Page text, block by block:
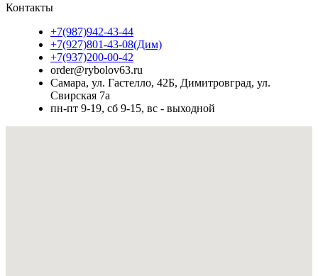
Контакты
+7(987)942-43-44
+7(927)801-43-08(Дим)
+7(937)200-00-42
order@rybolov63.ru
Самара, ул. Гастелло, 42Б, Димитровград, ул.
Свирская 7а
пн-пт 9-19, сб 9-15, вс - выходной